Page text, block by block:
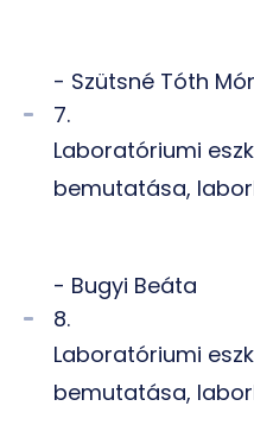
- Szütsné Tóth
7.
Laboratóriumi
bemutatása,
- Bugyi Beáta
8.
Laboratóriumi
bemutatása,